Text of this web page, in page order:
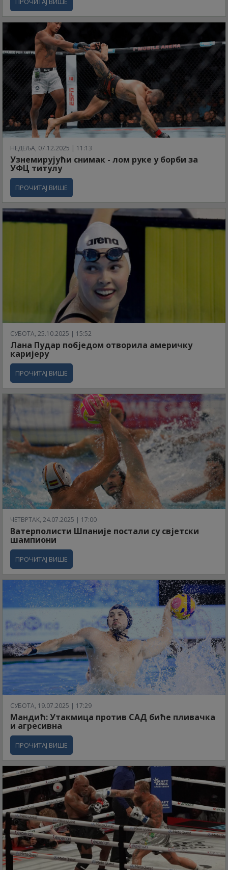
НЕДЕЉА, 07.12.2025 | 11:13
Узнемирујући снимак - лом руке у борби за
УФЦ титулу
ПРОЧИТАЈ ВИШЕ
СУБОТА, 25.10.2025 | 15:52
Лана Пудар побједом отворила америчку
каријеру
ПРОЧИТАЈ ВИШЕ
ЧЕТВРТАК, 24.07.2025 | 17:00
Ватерполисти Шпаније постали су свјетски
шампиони
ПРОЧИТАЈ ВИШЕ
СУБОТА, 19.07.2025 | 17:29
Мандић: Утакмица против САД биће пливачка
и агресивна
ПРОЧИТАЈ ВИШЕ